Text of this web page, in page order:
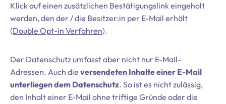
Klick auf einen zusätzlichen Bestätigungslink eingeholt
werden, den der / die Besitzer:in per E-Mail erhält
(Double Opt-in Verfahren).
Der Datenschutz umfasst aber nicht nur E-Mail-
Adressen. Auch die versendeten Inhalte einer E-Mail
unterliegen dem Datenschutz. So ist es nicht zulässig,
den Inhalt einer E-Mail ohne triftige Gründe oder die